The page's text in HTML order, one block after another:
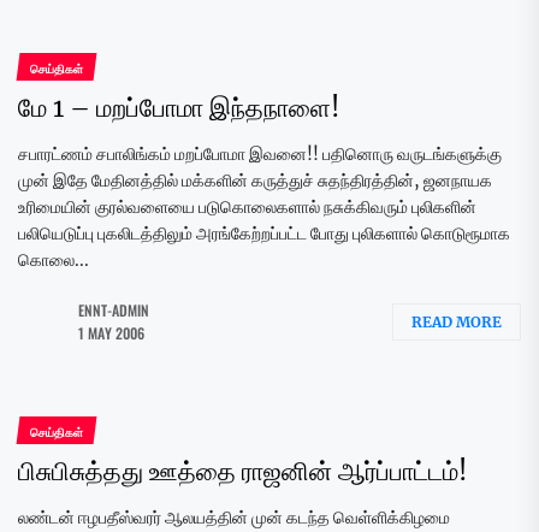
செய்திகள்
மே 1 – மறப்போமா இந்தநாளை!
சபாரட்ணம் சபாலிங்கம் மறப்போமா இவனை!! பதினொரு வருடங்களுக்கு
முன் இதே மேதினத்தில் மக்களின் கருத்துச் சுதந்திரத்தின், ஜனநாயக
உரிமையின் குரல்வளையை படுகொலைகளால் நசுக்கிவரும் புலிகளின்
பலியெடுப்பு புகலிடத்திலும் அரங்கேற்றப்பட்ட போது புலிகளால் கொடுரூமாக
கொலை...
ENNT-ADMIN
1 MAY 2006
READ MORE
செய்திகள்
பிசுபிசுத்தது ஊத்தை ராஜனின் ஆர்ப்பாட்டம்!
லண்டன் ஈழபதீஸ்வரர் ஆலயத்தின் முன் கடந்த வெள்ளிக்கிழமை